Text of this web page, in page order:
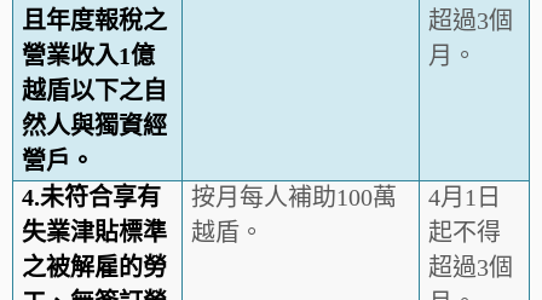
且年度報稅之
營業收入1億
越盾以下之自
然人與獨資經
營戶 。
超過3個
月。
4.未符合享有
失業津貼標準
之被解雇的勞
按月每人補助100萬
越盾。
4月1日
起不得
超過3個